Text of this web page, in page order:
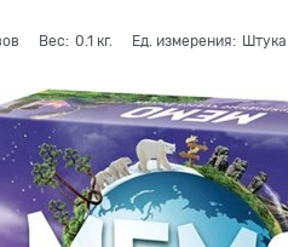
Вес: 0.1 кг. Ед. измерения: Штука